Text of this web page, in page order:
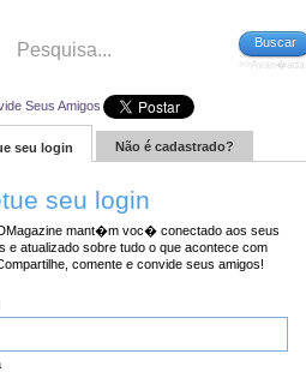
Buscar
>>Avan�ada
Seus Amigos
seu login Não é cadastrado?
seu login
mant�m voc� conectado aos seus
e atualizado sobre tudo o que acontece com
comente e convide seus amigos!